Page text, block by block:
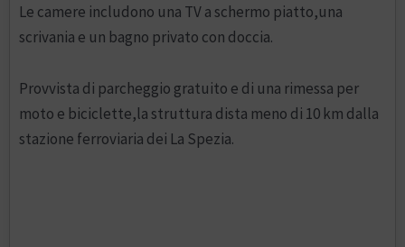
Le camere includono una TV a schermo piatto,una
scrivania e un bagno privato con doccia.
Provvista di parcheggio gratuito e di una rimessa per
moto e biciclette,la struttura dista meno di 10 km dalla
stazione ferroviaria dei La Spezia.